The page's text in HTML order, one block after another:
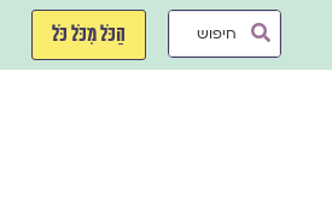
Search
הַכֹּל מִכֹּל כֹּל